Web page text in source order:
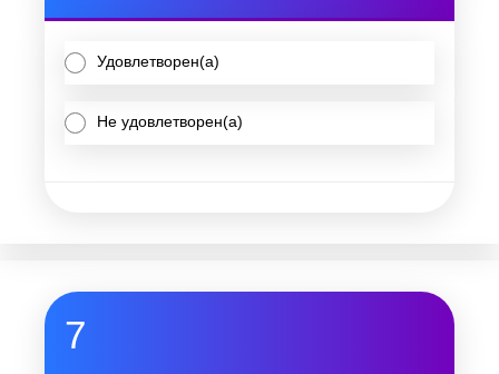
Удовлетворен(а)
Не удовлетворен(а)
7